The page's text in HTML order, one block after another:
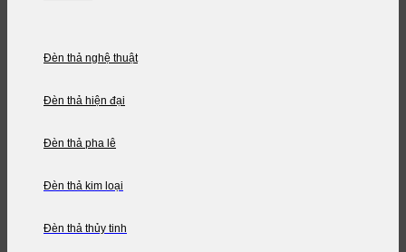
Đèn thả nghệ thuật
Đèn thả hiện đại
Đèn thả pha lê
Đèn thả kim loại
Đèn thả thủy tinh